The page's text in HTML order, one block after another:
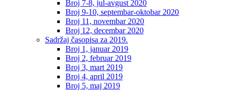
Broj 7-8, jul-avgust 2020
Broj 9-10, septembar-oktobar 2020
Broj 11, novembar 2020
Broj 12, decembar 2020
Sadržaj časopisa za 2019.
Broj 1, januar 2019
Broj 2, februar 2019
Broj 3, mart 2019
Broj 4, april 2019
Broj 5, maj 2019